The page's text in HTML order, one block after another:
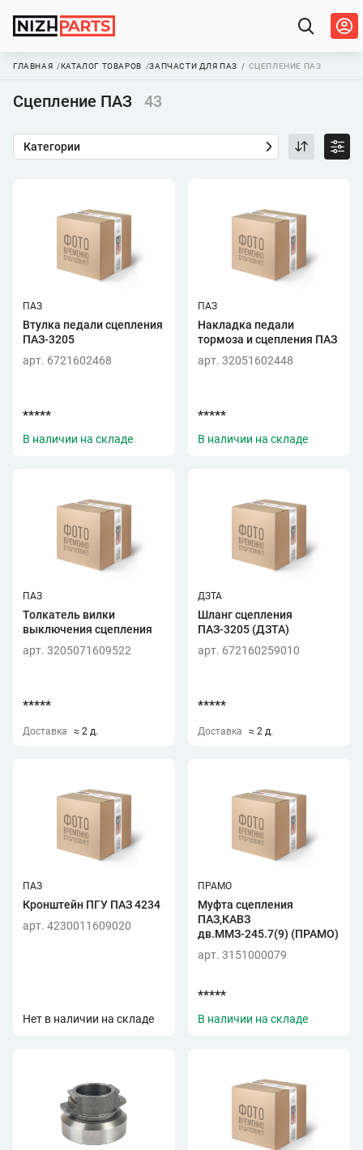
ГЛАВНАЯ КАТАЛОГ ТОВАРОВ ЗАПЧАСТИ ДЛЯ ПАЗ СЦЕПЛЕНИЕ ПАЗ
Сцепление ПАЗ 43
Категории
ПАЗ
Втулка педали сцепления
ПАЗ-3205
арт. 6721602468
*****
В наличии на складе
ПАЗ
Накладка педали
тормоза и сцепления ПАЗ
арт. 32051602448
*****
В наличии на складе
ПАЗ
Толкатель вилки
выключения сцепления
арт. 3205071609522
*****
Доставка ≈ 2 д.
ДЗТА
Шланг сцепления
ПАЗ-3205 (ДЗТА)
арт. 672160259010
*****
Доставка ≈ 2 д.
ПАЗ
Кронштейн ПГУ ПАЗ 4234
арт. 4230011609020
Нет в наличии на складе
ПРАМО
Муфта сцепления
ПАЗ,КАВЗ
дв.ММЗ-245.7(9) (ПРАМО)
арт. 3151000079
*****
В наличии на складе